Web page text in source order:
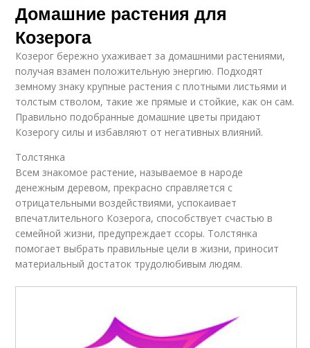
Домашние растения для
Козерога
Козерог бережно ухаживает за домашними растениями,
получая взамен положительную энергию. Подходят
земному знаку крупные растения с плотными листьями и
толстым стволом, такие же прямые и стойкие, как он сам.
Правильно подобранные домашние цветы придают
Козерогу силы и избавляют от негативных влияний.
Толстянка
Всем знакомое растение, называемое в народе
денежным деревом, прекрасно справляется с
отрицательными воздействиями, успокаивает
впечатлительного Козерога, способствует счастью в
семейной жизни, предупреждает ссоры. Толстянка
помогает выбрать правильные цели в жизни, приносит
материальный достаток трудолюбивым людям.